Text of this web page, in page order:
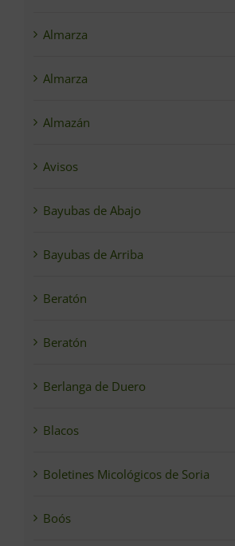
Almarza
Almarza
Almazán
Avisos
Bayubas de Abajo
Bayubas de Arriba
Beratón
Beratón
Berlanga de Duero
Blacos
Boletines Micológicos de Soria
Boós